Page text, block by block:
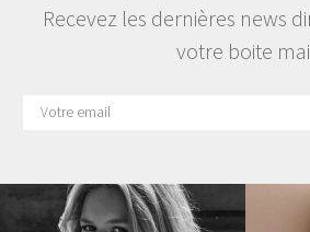
Recevez les dernières news
votre boite